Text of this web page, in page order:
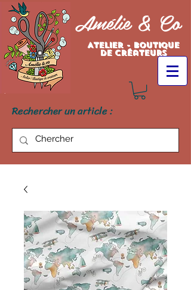
Amélie & Co
Atelier - Boutique
de créateurs
Rechercher un article :